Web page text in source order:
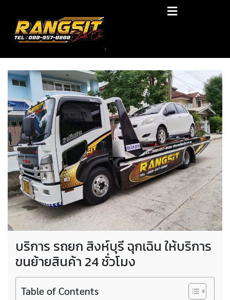
content
RANGSIT SlideON
รถยก168 รถสไลด์รังสิต รถสไลด์ ราคาถูก
บริการ รถยก สิงห์บุรี ฉุกเฉิน ให้บริการ
ขนย้ายสินค้า 24 ชั่วโมง
Table of Contents